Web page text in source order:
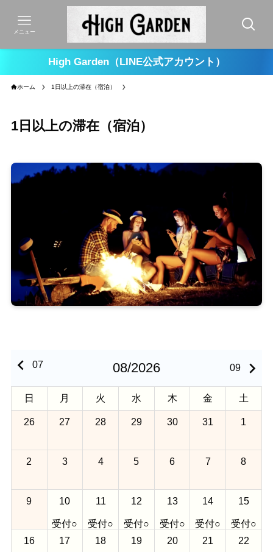
メニュー
High Garden（LINE公式アカウント）
ホーム 1日以上の滞在（宿泊）
1日以上の滞在（宿泊）
keyboard_arrow_left 07 08/2026 09 keyboard_arrow_right
日 月 火 水 木 金 土
26 27 28 29 30 31 1
2 3 4 5 6 7 8
9 10
受付○
11
受付○
12
受付○
13
受付○
14
受付○
15
受付○
16 17 18 19 20 21 22